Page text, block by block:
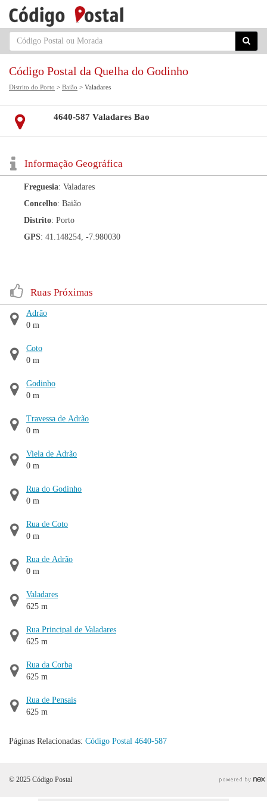
Código Postal da Quelha do Godinho
Distrito do Porto > Baião > Valadares
4640-587 Valadares Bao
Informação Geográfica
Freguesia: Valadares
Concelho: Baião
Distrito: Porto
GPS: 41.148254, -7.980030
Ruas Próximas
Adrão
0 m
Coto
0 m
Godinho
0 m
Travessa de Adrão
0 m
Viela de Adrão
0 m
Rua do Godinho
0 m
Rua de Coto
0 m
Rua de Adrão
0 m
Valadares
625 m
Rua Principal de Valadares
625 m
Rua da Corba
625 m
Rua de Pensais
625 m
Páginas Relacionadas: Código Postal 4640-587
© 2025 Código Postal